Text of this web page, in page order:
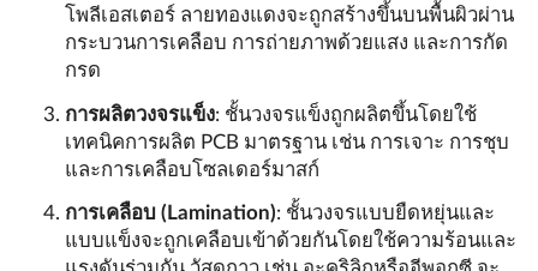
โพลีเอสเตอร์ ลายทองแดงจะถูกสร้างขึ้นบนพื้นผิวผ่าน
กระบวนการเคลือบ การถ่ายภาพด้วยแสง และการกัด
กรด
การผลิตวงจรแข็ง: ชั้นวงจรแข็งถูกผลิตขึ้นโดยใช้
เทคนิคการผลิต PCB มาตรฐาน เช่น การเจาะ การชุบ
และการเคลือบโซลเดอร์มาสก์
การเคลือบ (Lamination): ชั้นวงจรแบบยืดหยุ่นและ
แบบแข็งจะถูกเคลือบเข้าด้วยกันโดยใช้ความร้อนและ